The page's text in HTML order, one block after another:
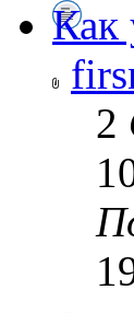
Как
2